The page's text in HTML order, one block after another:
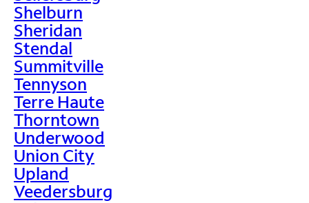
Shelburn
Sheridan
Stendal
Summitville
Tennyson
Terre Haute
Thorntown
Underwood
Union City
Upland
Veedersburg